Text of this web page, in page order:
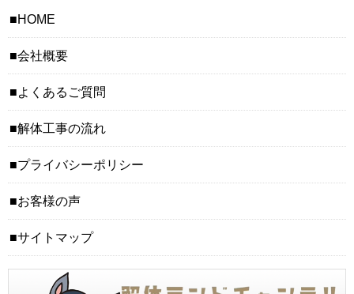
HOME
会社概要
よくあるご質問
解体工事の流れ
プライバシーポリシー
お客様の声
サイトマップ